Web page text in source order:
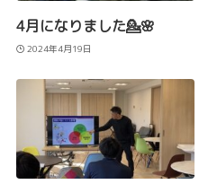
4月になりました💁🌸
2024年4月19日